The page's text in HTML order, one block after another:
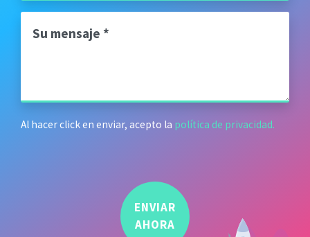
Su mensaje
Al hacer click en enviar, acepto la política de privacidad.
ENVIAR
AHORA